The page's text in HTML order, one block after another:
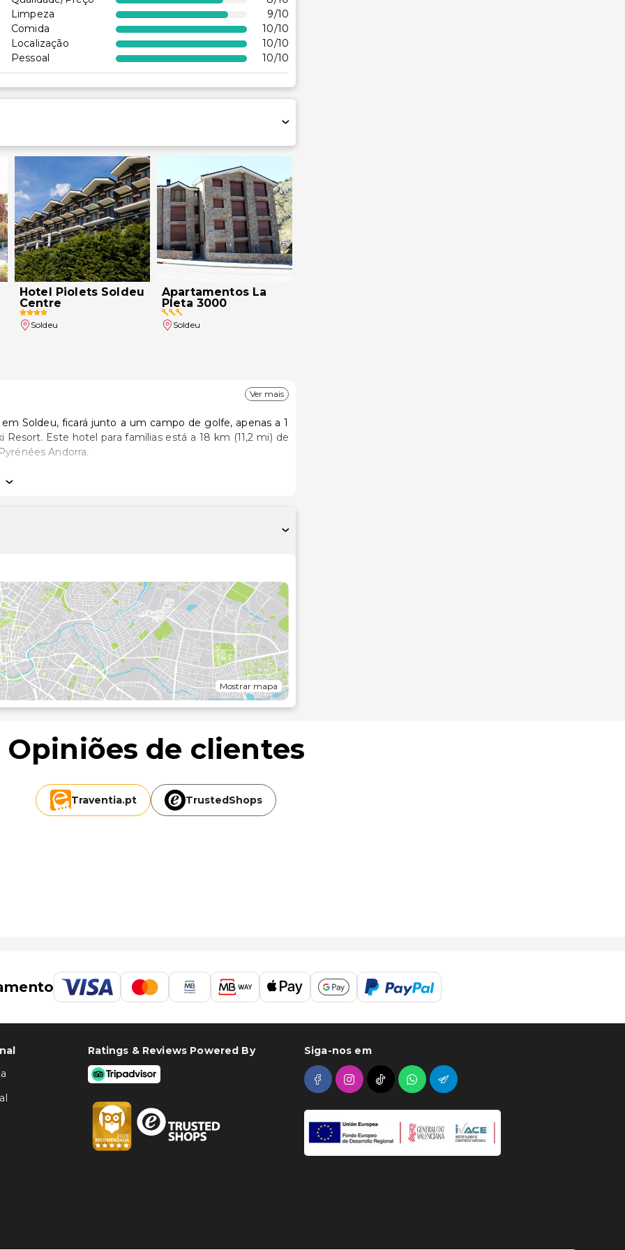
cadeira de rodas
no local acessível
de rodas
acessível para
Limpeza
9/10
Comida
10/10
Localização
10/10
Pessoal
10/10
Hotel Piolets Soldeu
Centre
Soldeu
Apartamentos La
Pleta 3000
Soldeu
Ver mais
Soldeu, ficará junto a um campo de golfe, apenas a 1
(11,2 mi) de
Andorra.
As unidades contam com uma varanda. O acesso à
de massagens, tratamentos corporais e tratamentos
incluem Wi-fi grátis, serviços de concierge e serviço
de uma boleia grátis de autocarro.
Restaurant Bufet, um restaurante onde pode apreciar
aconchego dos lençóis e dar uma vista de olhos pelo
o seu cocktail favorito no bar/lounge. O hotel serve
11:00 mediante uma sobretaxa.
jornais grátis no lobby e um serviço de limpeza a seco.
(LEU) - 44,7 km/27,7 mi
Mostrar mapa
Opiniões de clientes
Traventia.pt TrustedShops
Ratings & Reviews Powered By Siga-nos em